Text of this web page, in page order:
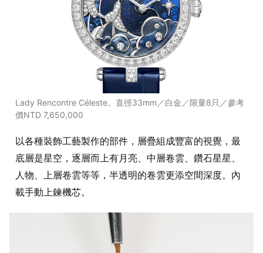
Lady Rencontre Céleste。直徑33mm／白金／限量8只／參考
價NTD 7,650,000
以各種裝飾工藝製作的部件，層疊組成豐富的視覺，最
底層是星空，逐層而上有月亮、中層卷雲、鑽石星星、
人物、上層卷雲等等，半透明的卷雲更添空間深度。內
載手動上鍊機芯。